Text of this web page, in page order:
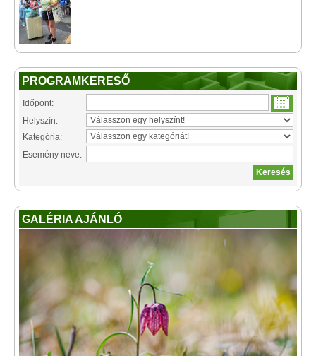
PROGRAMKERESŐ
Időpont:
Helyszín:
Kategória:
Esemény neve:
GALÉRIA AJÁNLÓ